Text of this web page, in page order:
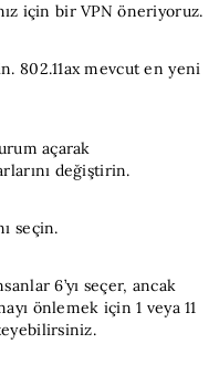
için bir VPN öneriyoruz.
802.11ax mevcut en yeni
açarak
değiştirin.
seçin.
6’yı seçer, ancak
önlemek için 1 veya 11